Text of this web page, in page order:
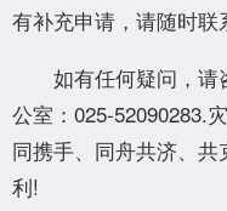
有补充申请，请随时联
如有任何疑问，
公室：025-52090283.
同携手、同舟共济、
利!